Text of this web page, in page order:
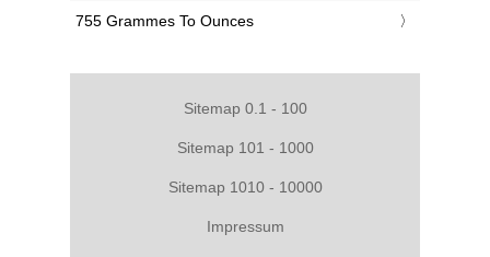
‎755 Grammes To Ounces
Sitemap 0.1 - 100
Sitemap 101 - 1000
Sitemap 1010 - 10000
Impressum